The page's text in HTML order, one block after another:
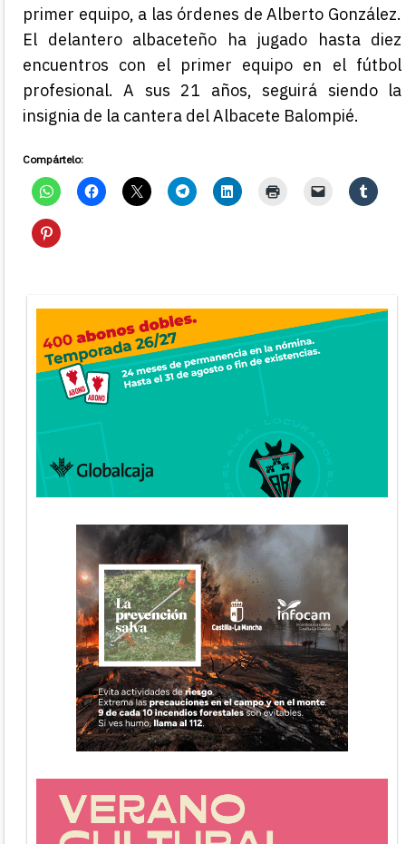
primer equipo, a las órdenes de Alberto González.
El delantero albaceteño ha jugado hasta diez
encuentros con el primer equipo en el fútbol
profesional. A sus 21 años, seguirá siendo la
insignia de la cantera del Albacete Balompié.
Compártelo: